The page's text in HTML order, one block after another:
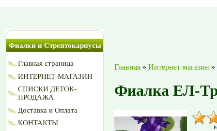
Фиалки и Стрептокарпусы
Главная страница
ИНТЕРНЕТ-МАГАЗИН
СПИСКИ ДЕТОК-
ПРОДАЖА
Доставка и Оплата
КОНТАКТЫ
Главная » Интернет-магазин »
Фиалка ЕЛ-